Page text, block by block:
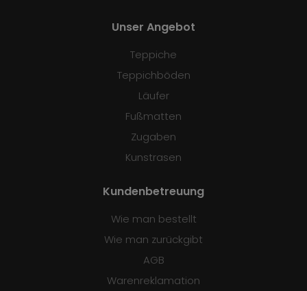
Unser Angebot
Teppiche
Teppichböden
Läufer
Fußmatten
Zugaben
Kunstrasen
Kundenbetreuung
Wie man bestellt
Wie man zurückgibt
AGB
Warenreklamation